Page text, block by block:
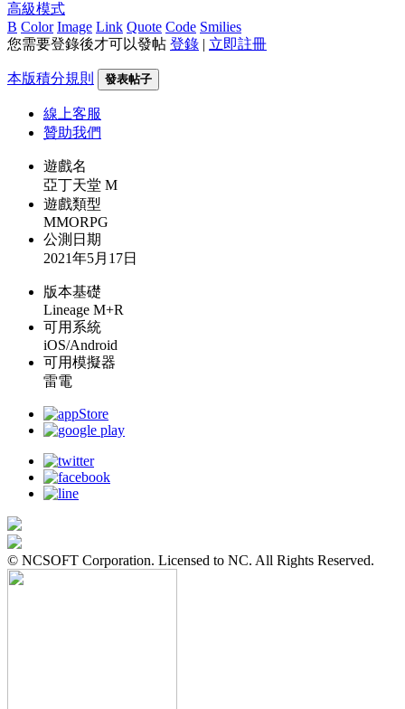
高級模式
B Color Image Link Quote Code Smilies
您需要登錄後才可以發帖 登錄 | 立即註冊
本版積分規則 發表帖子
線上客服
贊助我們
遊戲名
亞丁天堂 M
遊戲類型
MMORPG
公測日期
2021年5月17日
版本基礎
Lineage M+R
可用系統
iOS/Android
可用模擬器
雷電
© NCSOFT Corporation. Licensed to NC. All Rights Reserved.